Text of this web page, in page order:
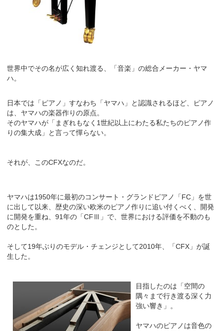
世界中でその名が広く知れ渡る、「音楽」の総合メーカー・ヤマ
ハ。
日本では「ピアノ」すなわち「ヤマハ」と認識されるほど、ピアノ
は、ヤマハの楽器作りの原点。
そのヤマハが「まぎれもなく1世紀以上にわたる私たちのピアノ作
りの集大成」と言って憚らない。
それが、このCFXなのだ。
ヤマハは1950年に最初のコンサート・グランドピアノ「FC」を世
に出して以来、歴史の深い欧米のピアノ作りに追い付くべく、開発
に開発を重ね、91年の「CFⅢ」で、世界における評価を不動のも
のとした。
そして19年ぶりのモデル・チェンジとして2010年、「CFX」が誕
生した。
目指したのは「空間の
隅々まで行き渡る深く力
強い響き」。
ヤマハのピアノは音色の